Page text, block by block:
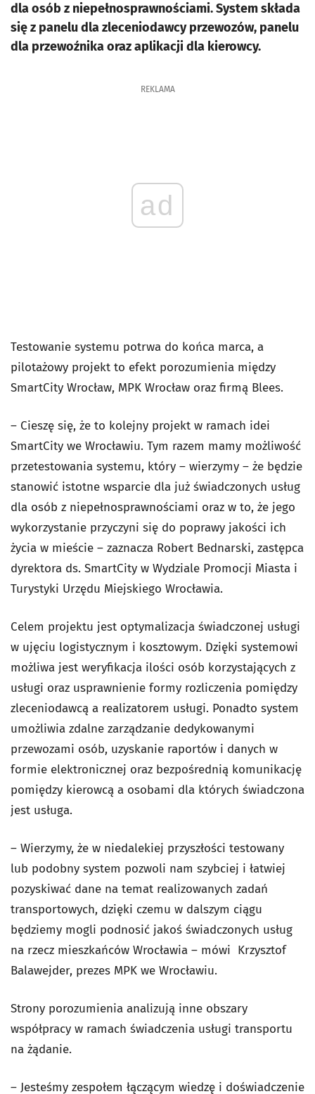
dla osób z niepełnosprawnościami. System składa
się z panelu dla zleceniodawcy przewozów, panelu
dla przewoźnika oraz aplikacji dla kierowcy.
REKLAMA
ad
Testowanie systemu potrwa do końca marca, a
pilotażowy projekt to efekt porozumienia między
SmartCity Wrocław, MPK Wrocław oraz firmą Blees.
– Cieszę się, że to kolejny projekt w ramach idei
SmartCity we Wrocławiu. Tym razem mamy możliwość
przetestowania systemu, który – wierzymy – że będzie
stanowić istotne wsparcie dla już świadczonych usług
dla osób z niepełnosprawnościami oraz w to, że jego
wykorzystanie przyczyni się do poprawy jakości ich
życia w mieście – zaznacza Robert Bednarski, zastępca
dyrektora ds. SmartCity w Wydziale Promocji Miasta i
Turystyki Urzędu Miejskiego Wrocławia.
Celem projektu jest optymalizacja świadczonej usługi
w ujęciu logistycznym i kosztowym. Dzięki systemowi
możliwa jest weryfikacja ilości osób korzystających z
usługi oraz usprawnienie formy rozliczenia pomiędzy
zleceniodawcą a realizatorem usługi. Ponadto system
umożliwia zdalne zarządzanie dedykowanymi
przewozami osób, uzyskanie raportów i danych w
formie elektronicznej oraz bezpośrednią komunikację
pomiędzy kierowcą a osobami dla których świadczona
jest usługa.
– Wierzymy, że w niedalekiej przyszłości testowany
lub podobny system pozwoli nam szybciej i łatwiej
pozyskiwać dane na temat realizowanych zadań
transportowych, dzięki czemu w dalszym ciągu
będziemy mogli podnosić jakoś świadczonych usług
na rzecz mieszkańców Wrocławia – mówi Krzysztof
Balawejder, prezes MPK we Wrocławiu.
Strony porozumienia analizują inne obszary
współpracy w ramach świadczenia usługi transportu
na żądanie.
– Jesteśmy zespołem łączącym wiedzę i doświadczenie